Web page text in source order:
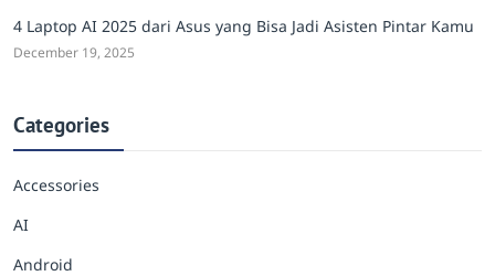
4 Laptop AI 2025 dari Asus yang Bisa Jadi Asisten Pintar Kamu
December 19, 2025
Categories
Accessories
AI
Android